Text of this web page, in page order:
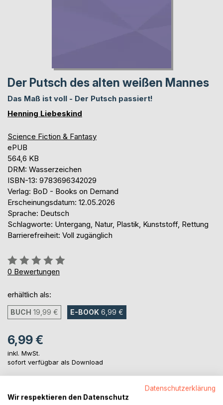
Der Putsch des alten weißen Mannes
Das Maß ist voll - Der Putsch passiert!
Henning Liebeskind
Science Fiction & Fantasy
ePUB
564,6 KB
DRM: Wasserzeichen
ISBN-13: 9783696342029
Verlag: BoD - Books on Demand
Erscheinungsdatum: 12.05.2026
Sprache: Deutsch
Schlagworte: Untergang, Natur, Plastik, Kunststoff, Rettung
Barrierefreiheit: Voll zugänglich
Bewertung::
0%
0 Bewertungen
erhältlich als:
BUCH 19,99 € E-BOOK 6,99 €
6,99 €
inkl. MwSt.
sofort verfügbar als Download
IN DEN WARENKORB
Datenschutzerklärung
Wir respektieren den Datenschutz